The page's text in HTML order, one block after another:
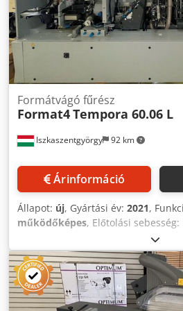
Iszkaszentgyörgy 92 km
Formátvágó fűrész
Format4Tempora 60.06 L
Árinformáció
Állapot: új, Gyártási év: 2021,
működőképes, Előtolási
m/perc Dkjdpoy Ndhdofx Alfjr
1,1 kW (S6) Precíziós futó- és
munkadarab hossz: 140 mm Min.
70 mm Szegmentált, gumírozott
cserélő rendszerrel A minimális